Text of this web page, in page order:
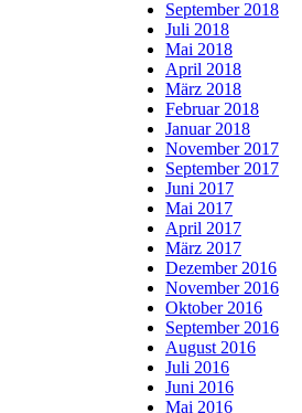
September 2018
Juli 2018
Mai 2018
April 2018
März 2018
Februar 2018
Januar 2018
November 2017
September 2017
Juni 2017
Mai 2017
April 2017
März 2017
Dezember 2016
November 2016
Oktober 2016
September 2016
August 2016
Juli 2016
Juni 2016
Mai 2016